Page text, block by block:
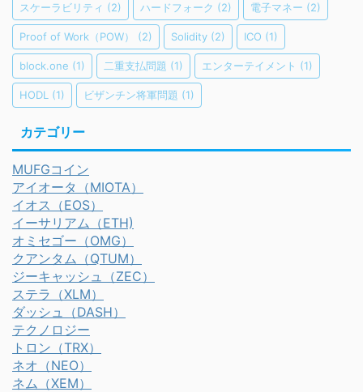
スケーラビリティ (2) ハードフォーク (2) 電子マネー (2)
Proof of Work（POW） (2) Solidity (2) ICO (1)
block.one (1) 二重支払問題 (1) エンターテイメント (1)
HODL (1) ビザンチン将軍問題 (1)
カテゴリー
MUFGコイン
アイオータ（MIOTA）
イオス（EOS）
イーサリアム（ETH)
オミセゴー（OMG）
クアンタム（QTUM）
ジーキャッシュ（ZEC）
ステラ（XLM）
ダッシュ（DASH）
テクノロジー
トロン（TRX）
ネオ（NEO）
ネム（XEM）